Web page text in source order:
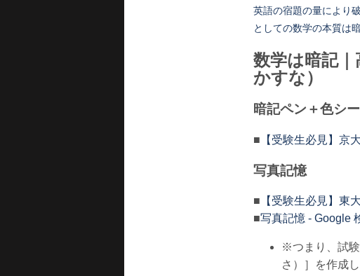
英語の宿題の量により
としての数学の本質は
数学は暗記
かすな）
暗記ペン＋色シ
■ 【受験生必見】京
写真記憶
■ 【受験生必見】東
■写真記憶 - Google
※つまり、試
さ）］を作成